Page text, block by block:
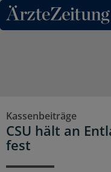
Direkt zum Inhaltsbereich
Kassenbeiträge
CSU hält an
fest